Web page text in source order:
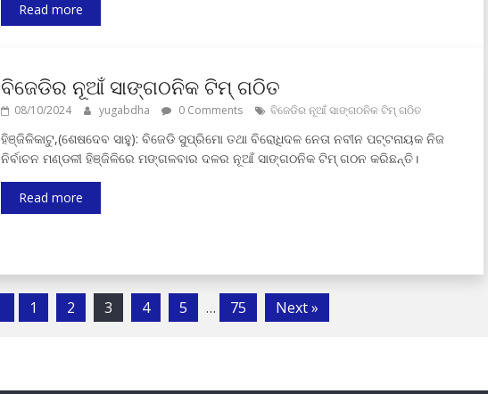
Read more
ବିଜେଡିର ନୂଆଁ ସାଙ୍ଗଠନିକ ଟିମ୍ ଗଠିତ
08/10/2024 yugabdha 0 Comments ବିଜେଡିର ନୂଆଁ ସାଙ୍ଗଠନିକ ଟିମ୍ ଗଠିତ
ହିଞ୍ଜିଳିକାଟୁ,(ଶେଷଦେବ ସାହୁ): ବିଜେଡି ସୁପ୍ରିମୋ ତଥା ବିରୋଧିଦଳ ନେତା ନବୀନ ପଟ୍ଟନାୟକ ନିଜ
ନିର୍ବାଚନ ମଣ୍ଡଳୀ ହିଞ୍ଜିଳିରେ ମଙ୍ଗଳବାର ଦଳର ନୂଆଁ ସାଙ୍ଗଠନିକ ଟିମ୍ ଗଠନ କରିଛନ୍ତି।
Read more
1 2 3 4 5 … 75 Next »